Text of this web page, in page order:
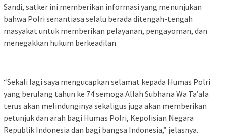
Sandi, satker ini memberikan informasi yang menunjukan
bahwa Polri senantiasa selalu berada ditengah-tengah
masyakat untuk memberikan pelayanan, pengayoman, dan
menegakkan hukum berkeadilan.
“Sekali lagi saya mengucapkan selamat kepada Humas Polri
yang berulang tahun ke 74 semoga Allah Subhana Wa Ta’ala
terus akan melindunginya sekaligus juga akan memberikan
petunjuk dan arah bagi Humas Polri, Kepolisian Negara
Republik Indonesia dan bagi bangsa Indonesia,” jelasnya.